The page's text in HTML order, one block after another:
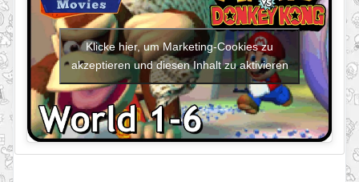
Klicke hier, um Marketing-Cookies zu
akzeptieren und diesen Inhalt zu aktivieren